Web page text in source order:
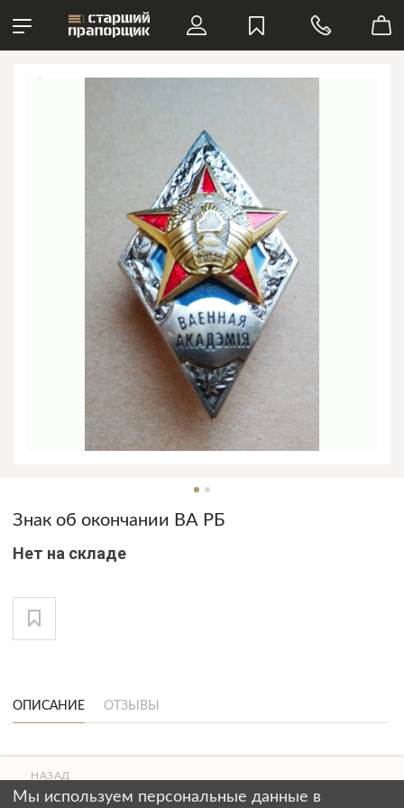
Знак об окончании ВА РБ
Нет на складе
ОПИСАНИЕ ОТЗЫВЫ
НАЗАД
СТРАНИЦЫ
Мы используем персональные данные в